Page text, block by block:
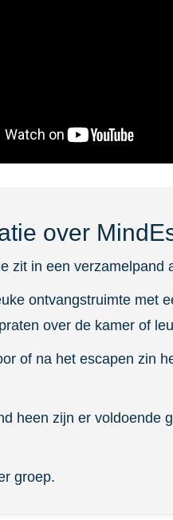
over
zit in een verzamelpand
ontvangstruimte met
over de kamer of
of na het escapen zin
heen zijn er voldoende
groep.